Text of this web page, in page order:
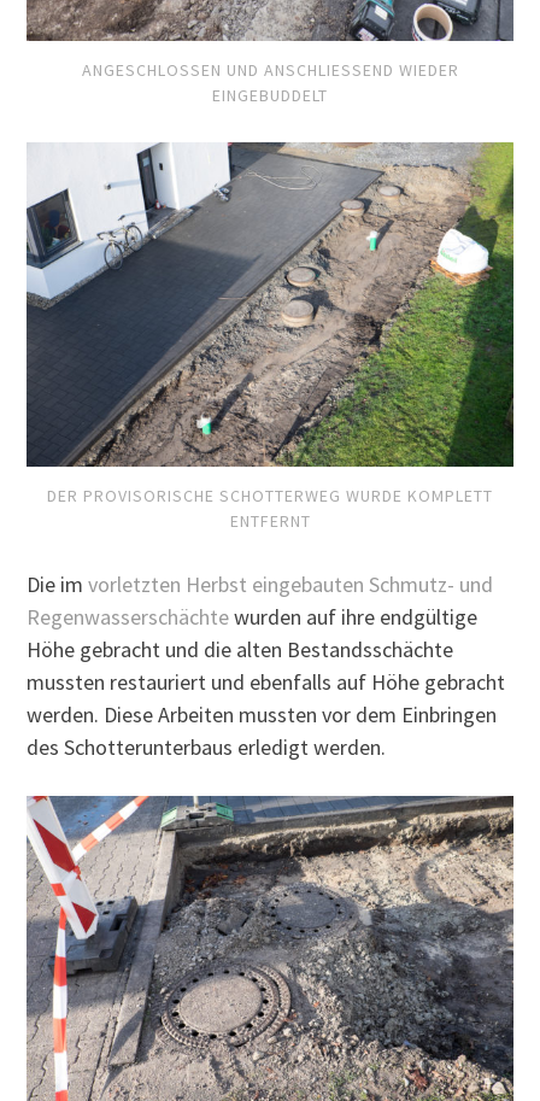
ANGESCHLOSSEN UND ANSCHLIESSEND WIEDER E
INGEBUDDELT
DER PROVISORISCHE SCHOTTERWEG WURDE KOMPLETT
ENTFERNT
Die imvorletzten Herbst eingebauten Schmutz- und
Regenwasserschächtewurden auf ihre endgültige
Höhe gebracht und die alten Bestandsschächte
mussten restauriert und ebenfalls auf Höhe gebracht
werden. Diese Arbeiten mussten vor dem Einbringen
des Schotterunterbaus erledigt werden.